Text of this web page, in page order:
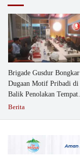
Brigade Gusdur Bongkar
Dugaan Motif Pribadi di
Balik Penolakan Tempat
Ibadah GKJW Bangil
Berita